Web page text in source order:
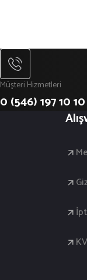
Müşteri Hizmetleri
0 (546) 197 10 10